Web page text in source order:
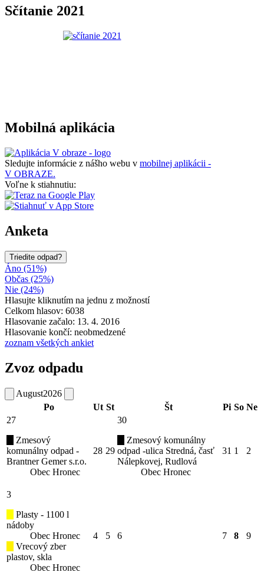
Sčítanie 2021
Mobilná aplikácia
Sledujte informácie z nášho webu v mobilnej aplikácii -
V OBRAZE.
Voľne k stiahnutiu:
Anketa
Triedite odpad?
Áno (51%)
Občas (25%)
Nie (24%)
Hlasujte kliknutím na jednu z možností
Celkom hlasov: 6038
Hlasovanie začalo: 13. 4. 2016
Hlasovanie končí: neobmedzené
zoznam všetkých ankiet
Zvoz odpadu
August2026
Po
Ut St Št Pi So Ne
27
Zmesový
komunálny odpad -
Brantner Gemer s.r.o.
Obec Hronec
28 29
30
Zmesový komunálny
odpad -ulica Stredná, časť
Nálepkovej, Rudlová
Obec Hronec
31 1 2
3
Plasty - 1100 l
nádoby
Obec Hronec
Vrecový zber
plastov, skla
Obec Hronec
4 5 6 7 8 9